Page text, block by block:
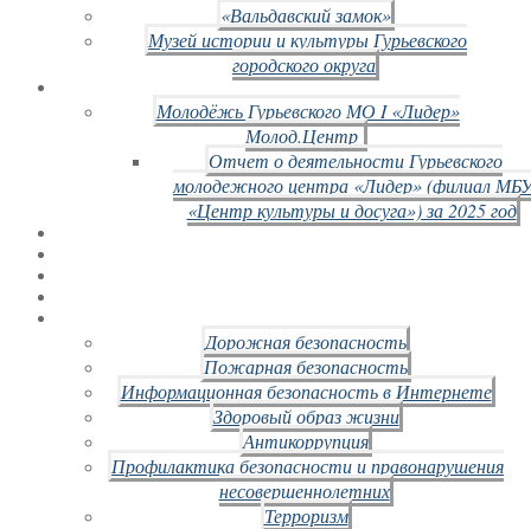
«Вальдавский замок»
Музей истории и культуры Гурьевского
городского округа
Молодёжь Гурьевского МО I «Лидер»
Молод.Центр
Отчет о деятельности Гурьевского
молодежного центра «Лидер» (филиал
«Центр культуры и досуга») за 2025 год
Дорожная безопасность
Пожарная безопасность
Информационная безопасность в Интернете
Здоровый образ жизни
Антикоррупция
Профилактика безопасности и правонарушения
несовершеннолетних
Терроризм